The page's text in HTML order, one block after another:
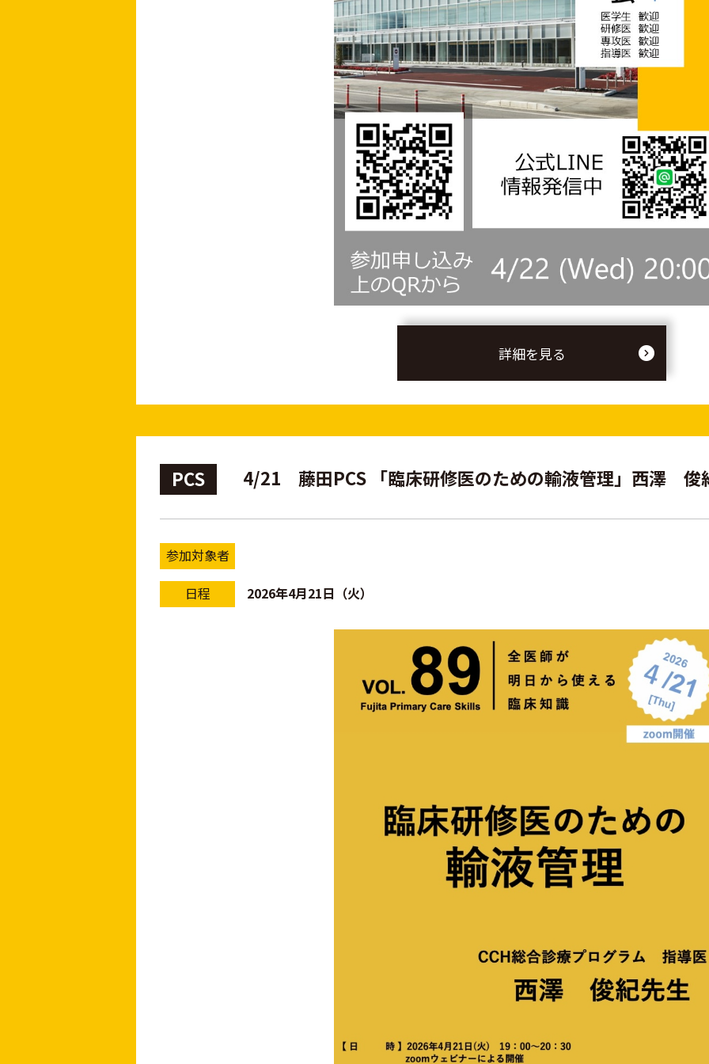
詳細を見る
PCS 4/21 藤田PCS 「臨床研修医のための輸液管理」西澤 俊
参加対象者
日程
2026年4月21日（火）